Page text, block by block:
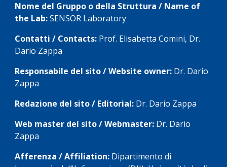
Nome del Gruppo o della Struttura / Name of
the Lab: SENSOR Laboratory
Contatti / Contacts: Prof. Elisabetta Comini, Dr.
Dario Zappa
Responsabile del sito / Website owner: Dr. Dario
Zappa
Redazione del sito / Editorial: Dr. Dario Zappa
Web master del sito / Webmaster: Dr. Dario
Zappa
Afferenza / Affiliation: Dipartimento di